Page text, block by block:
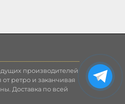
производителей
ретро и заканчивая
Доставка по всей